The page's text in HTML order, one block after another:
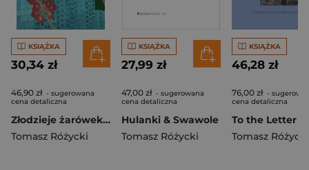
KSIĄŻKA
30,34 zł
46,90 zł - sugerowana
cena detaliczna
Złodzieje żarówek wyd. 2
Tomasz Różycki
KSIĄŻKA
27,99 zł
47,00 zł - sugerowana
cena detaliczna
Hulanki & Swawole
Tomasz Różycki
KSIĄŻKA
46,28 zł
76,00 zł -
cena detaliczna
To the Letter
Tomasz Różycki